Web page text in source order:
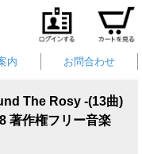
内 お問合わせ
The Rosy -(13曲)
著作権フリー音楽